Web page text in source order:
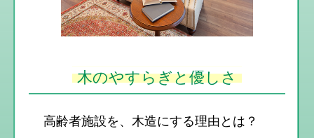
木のやすらぎと優しさ
高齢者施設を、木造にする理由とは？